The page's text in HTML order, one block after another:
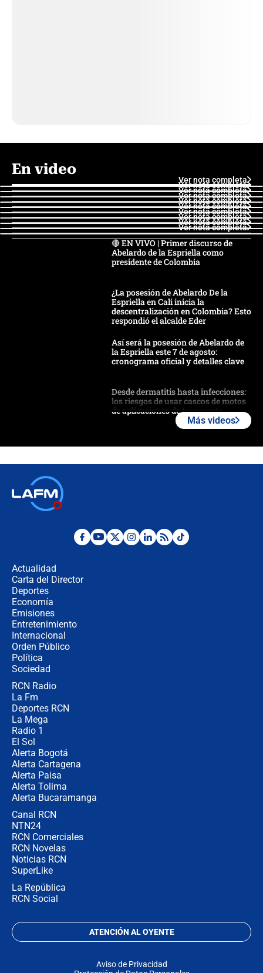
En video
Ver nota completa
Ver nota completa
Ver nota completa
Ver nota completa
Ver nota completa
Ver nota completa
Ver nota completa
Ver nota completa
Ver nota completa
Ver nota completa
🔴 EN VIVO | Primer discurso de
Abelardo de la Espriella como
presidente de Colombia
¿La posesión de Abelardo De la
Espriella en Cali inicia la
descentralización en Colombia? Esto
respondió el alcalde Eder
Así será la posesión de Abelardo de
la Espriella este 7 de agosto:
cronograma oficial y detalles clave
Desde dermatitis hasta infecciones:
los riesgos de usar cascos de motos
de aplicaciones de transporte
Posesión de Abelardo De La Espriella
Más videos
Actualidad
Carta del Director
Deportes
Economía
Emisiones
Entretenimiento
Internacional
Orden Público
Política
Sociedad
RCN Radio
La Fm
Deportes RCN
La Mega
Radio 1
El Sol
Alerta Bogotá
Alerta Cartagena
Alerta Paisa
Alerta Tolima
Alerta Bucaramanga
Canal RCN
NTN24
RCN Comerciales
RCN Novelas
Noticias RCN
SuperLike
La República
RCN Social
ATENCIÓN AL OYENTE
Aviso de Privacidad